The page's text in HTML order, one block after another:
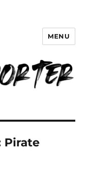
Gamer
MENU
Pirate